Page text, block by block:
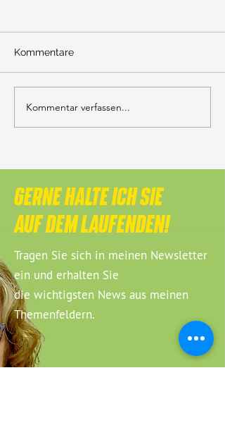
Kommentare
Kommentar verfassen...
GERNE HALTE ICH SIE
AUF DEM LAUFENDEN!
Tragen Sie sich in meinen Newsletter
ein und erhalten Sie
die wichtigsten News aus meinen
Themenfeldern.